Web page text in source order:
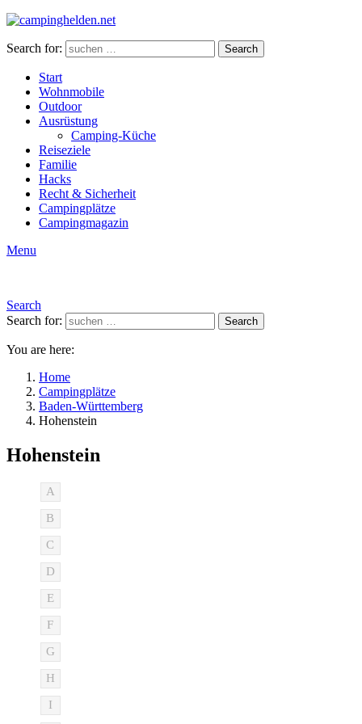
Search for: Search
Start
Wohnmobile
Outdoor
Ausrüstung
Camping-Küche
Reiseziele
Familie
Hacks
Recht & Sicherheit
Campingplätze
Campingmagazin
Menu
Search
Search for:
Search
You are here:
Home
Campingplätze
Baden-Württemberg
Hohenstein
Hohenstein
A
B
C
D
E
F
G
H
I